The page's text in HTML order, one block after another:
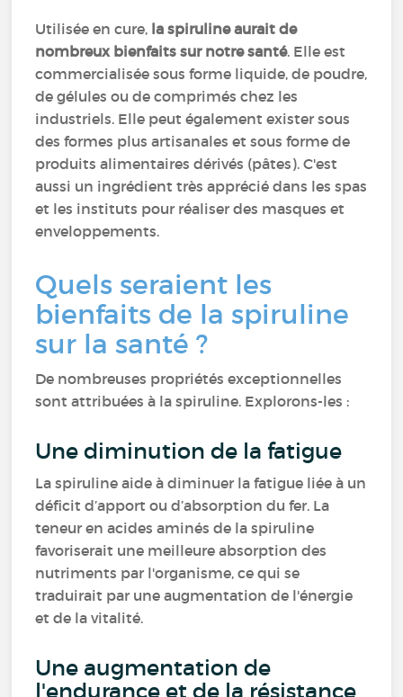
Utilisée en cure, la spiruline aurait de
nombreux bienfaits sur notre santé. Elle est
commercialisée sous forme liquide, de poudre,
de gélules ou de comprimés chez les
industriels. Elle peut également exister sous
des formes plus artisanales et sous forme de
produits alimentaires dérivés (pâtes). C'est
aussi un ingrédient très apprécié dans les spas
et les instituts pour réaliser des masques et
enveloppements.
Quels seraient les
bienfaits de la spiruline
sur la santé ?
De nombreuses propriétés exceptionnelles
sont attribuées à la spiruline. Explorons-les :
Une diminution de la fatigue
La spiruline aide à diminuer la fatigue liée à un
déficit d’apport ou d’absorption du fer. La
teneur en acides aminés de la spiruline
favoriserait une meilleure absorption des
nutriments par l'organisme, ce qui se
traduirait par une augmentation de l'énergie
et de la vitalité.
Une augmentation de
l'endurance et de la résistance